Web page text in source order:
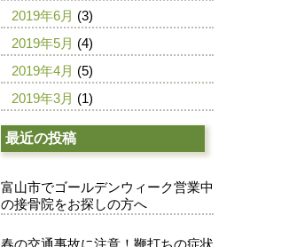
2019年6月 (3)
2019年5月 (4)
2019年4月 (5)
2019年3月 (1)
最近の投稿
富山市でゴールデンウィーク営業中
の接骨院をお探しの方へ
春の交通事故に注意！鞭打ちの症状